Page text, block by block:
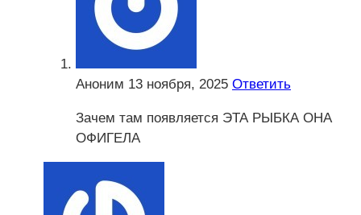
Аноним 13 ноября, 2025 Ответить
Зачем там появляется ЭТА РЫБКА ОНА
ОФИГЕЛА